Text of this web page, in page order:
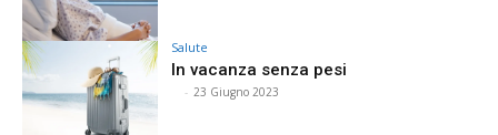
Salute
In vacanza senza pesi
- 23 Giugno 2023